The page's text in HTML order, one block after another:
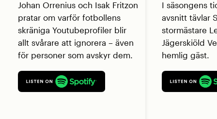
Johan Orrenius och Isak Fritzon
pratar om varför fotbollens
skräniga Youtubeprofiler blir
allt svårare att ignorera – även
för personer som avskyr dem.
I säsongens
avsnitt tävlar
stormästare
Jägerskiöld
hemlig gäst.